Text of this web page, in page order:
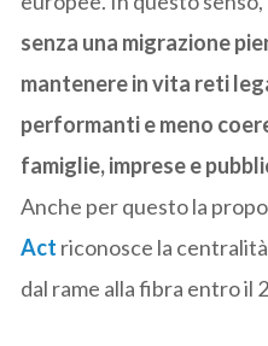
senza una migrazione
mantenere in vita reti
performanti e meno
famiglie, imprese e
Anche per questo la
Act riconosce la
dal rame alla fibra entro il